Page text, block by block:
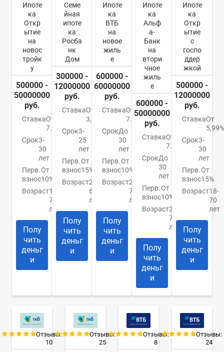
Ипоте
ка
Откр
ытие
на
новос
тройк
у
500000 -
50000000
руб.
СтавкаОт
7.5%
Срок3-
30
лет
Перв.
взнос
От
10%
Возраст18-
70
лет
Полу
чить
деньг
и
Семе
йная
ипоте
ка
Росба
нк
Дом
300000 -
12000000
руб.
СтавкаОт
3,2%
Срок3-
25
лет
Перв.
взнос
От
15%
Возраст21-
65
лет
Полу
чить
деньг
и
Ипоте
ка
ВТБ
на
новое
жиль
е
600000 -
60000000
руб.
СтавкаОт
7.4%
СрокДо
30
лет
Перв.
взнос
От
10%
Возраст21-
75
лет
Полу
чить
деньг
и
Ипоте
ка
Альф
а-
Банк
на
втори
чное
жиль
е
600000 -
50000000
руб.
СтавкаОт
7.89%
СрокДо
30
лет
Перв.
взнос
От
10%
Возраст21-
70
лет
Полу
чить
деньг
и
Ипоте
ка
Откр
ытие
с
госпо
ддер
жкой
500000 -
12000000
руб.
СтавкаОт
5,99%
Срок3-
30
лет
Перв.
взнос
От
15%
Возраст18-
70
лет
Полу
чить
деньг
и
Отзывы:
10
Отзывы:
25
Отзывы:
8
Отзывы:
24